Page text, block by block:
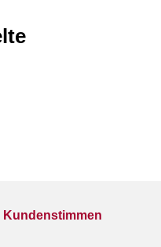
Kundenstimmen